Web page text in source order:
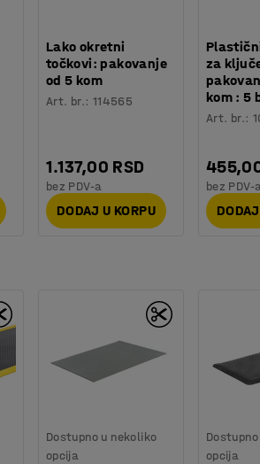
Lako okretni
točkovi: pakovanje
od 5 kom
Art. br.: 114565
1.137,00 RSD
bez PDV-a
DODAJ U KORPU
za
kom : 5
Art. br.:
bez PDV-
Dostupno u nekoliko
opcija
opcija